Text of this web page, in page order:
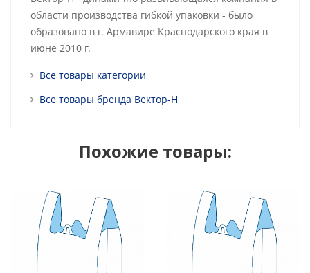
области производства гибкой упаковки - было
образовано в г. Армавире Краснодарского края в
июне 2010 г.
Все товары категории
Все товары бренда Вектор-Н
Похожие товары: